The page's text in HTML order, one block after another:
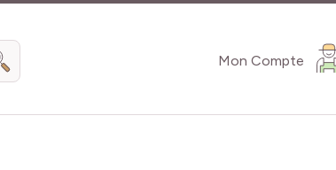
Mon Compte
Chercher